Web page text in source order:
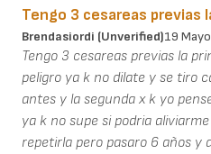
Tengo 3 cesareas previas
Brendasiordi (unverified)19
Tengo 3 cesareas previas la
peligro ya k no dilate y se tiro
antes y la segunda x k yo
ya k no supe si podria
repetirla pero pasaro 6 años y